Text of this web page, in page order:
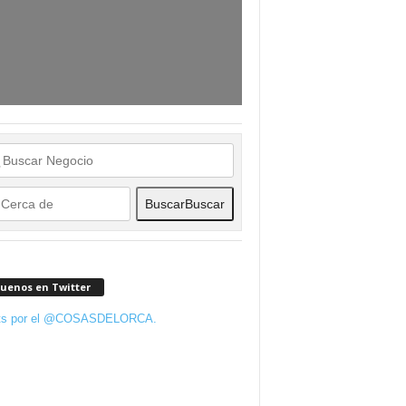
BuscarBuscar
en Twitter
por el @COSASDELORCA.